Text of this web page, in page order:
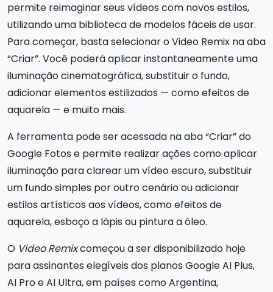
permite reimaginar seus vídeos com novos estilos,
utilizando uma biblioteca de modelos fáceis de usar.
Para começar, basta selecionar o Video Remix na aba
“Criar”. Você poderá aplicar instantaneamente uma
iluminação cinematográfica, substituir o fundo,
adicionar elementos estilizados — como efeitos de
aquarela — e muito mais.
A ferramenta pode ser acessada na aba “Criar” do
Google Fotos e permite realizar ações como aplicar
iluminação para clarear um vídeo escuro, substituir
um fundo simples por outro cenário ou adicionar
estilos artísticos aos vídeos, como efeitos de
aquarela, esboço a lápis ou pintura a óleo.
O Video Remixcomeçou a ser disponibilizado hoje
para assinantes elegíveis dos planos Google AI Plus,
AI Pro e AI Ultra, em países como Argentina,